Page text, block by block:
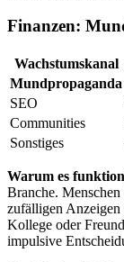
Finanzen:
Wachstumskanal
Mundpropaganda
SEO
Communities
Sonstiges
Warum es
Branche.
zufälligen Anzeigen
Kollege oder
impulsive